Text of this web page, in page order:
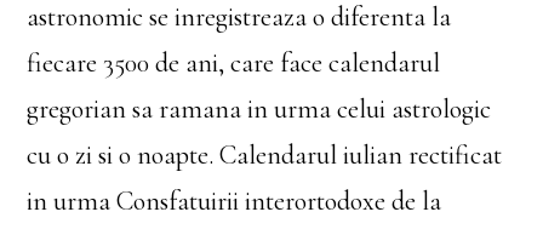
astronomic se inregistreaza o diferenta la
fiecare 3500 de ani, care face calendarul
gregorian sa ramana in urma celui astrologic
cu o zi si o noapte. Calendarul iulian rectificat
in urma Consfatuirii interortodoxe de la